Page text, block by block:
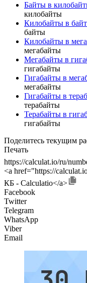
Байты в
килобайты
Килобайты в
байты
Килобайты в
мегабайты
Мегабайты в
гигабайты
Гигабайты в
мегабайты
Гигабайты в
терабайты
Терабайты в
гигабайты
Поделитесь текущим
Печать
https://calculat.io/ru/
<a href="https://
КБ - Calculatio</a>
Facebook
Twitter
Telegram
WhatsApp
Viber
Email